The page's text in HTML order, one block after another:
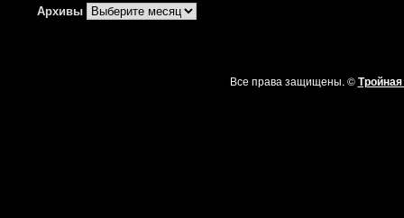
Архивы
Все права защищены. ©